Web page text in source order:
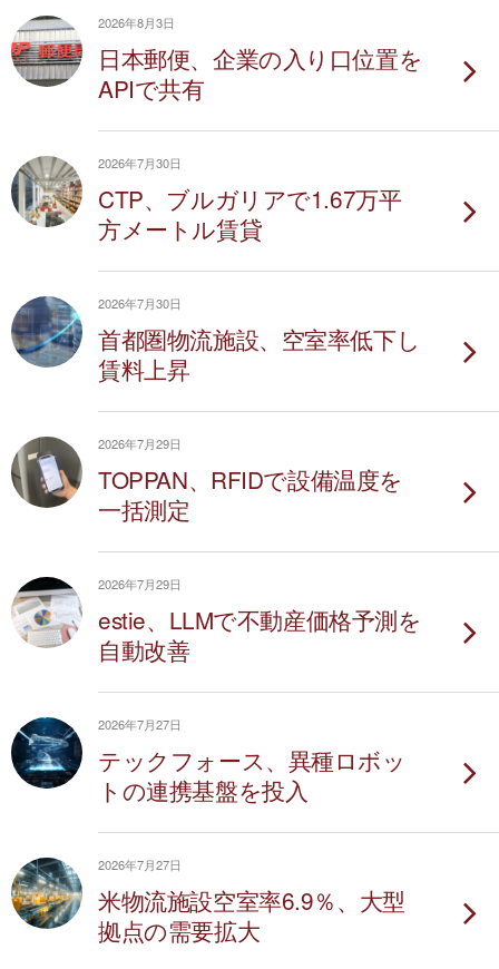
2026年8月3日
日本郵便、企業の入り口位置を
APIで共有
2026年7月30日
CTP、ブルガリアで1.67万平
方メートル賃貸
2026年7月30日
首都圏物流施設、空室率低下し
賃料上昇
2026年7月29日
TOPPAN、RFIDで設備温度を
一括測定
2026年7月29日
estie、LLMで不動産価格予測を
自動改善
2026年7月27日
テックフォース、異種ロボッ
トの連携基盤を投入
2026年7月27日
米物流施設空室率6.9％、大型
拠点の需要拡大